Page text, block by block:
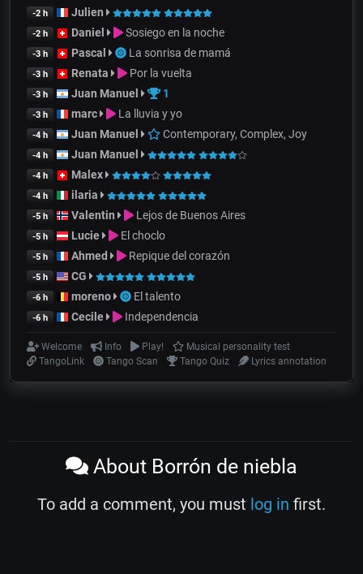
-2 h Julien
-2 h Daniel Sosiego en la noche
-3 h Pascal La sonrisa de mamá
-3 h Renata Por la vuelta
-3 h Juan Manuel 1
-3 h marc La lluvia y yo
-4 h Juan Manuel Contemporary, Complex, Joy
-4 h Juan Manuel
-4 h Malex
-4 h ilaria
-5 h Valentin Lejos de Buenos Aires
-5 h Lucie El choclo
-5 h Ahmed Repique del corazón
-5 h CG
-6 h moreno El talento
-6 h Cecile Independencia
Welcome Info Play!
Musical personality test
TangoLink
Tango Scan Tango Quiz Lyrics annotation
About Borrón de niebla
To add a comment, you must log in first.